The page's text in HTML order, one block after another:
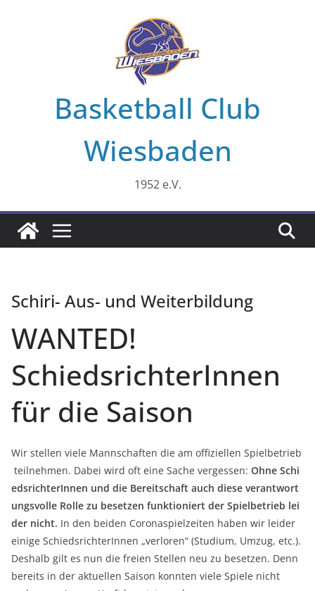
Basketball Club
Wiesbaden
1952 e.V.
Schiri- Aus- und Weiterbildung
WANTED!
SchiedsrichterInnen
für die Saison
Wir stellen viele Mannschaften die am offiziellen Spielbetrieb
teilnehmen. Dabei wird oft eine Sache vergessen: Ohne Schi
edsrichterInnen und die Bereitschaft auch diese verantwort
ungsvolle Rolle zu besetzen funktioniert der Spielbetrieb lei
der nicht. In den beiden Coronaspielzeiten haben wir leider
einige SchiedsrichterInnen „verloren“ (Studium, Umzug, etc.).
Deshalb gilt es nun die freien Stellen neu zu besetzen. Denn
bereits in der aktuellen Saison konnten viele Spiele nicht